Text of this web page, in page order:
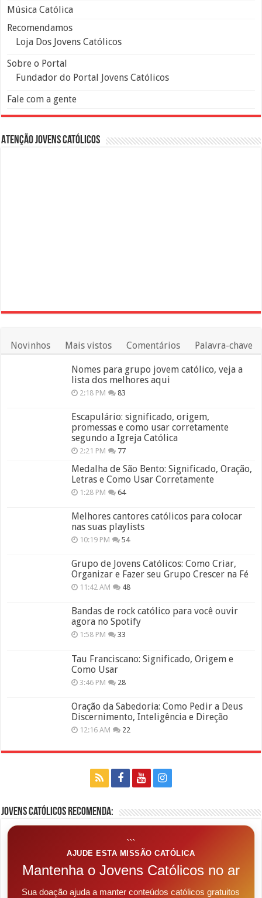
Música Católica
Recomendamos
Loja Dos Jovens Católicos
Sobre o Portal
Fundador do Portal Jovens Católicos
Fale com a gente
Atenção Jovens Católicos
Novinhos Mais vistos Comentários Palavra-chave
Nomes para grupo jovem católico, veja a
lista dos melhores aqui
2:18 PM 83
Escapulário: significado, origem,
promessas e como usar corretamente
segundo a Igreja Católica
2:21 PM 77
Medalha de São Bento: Significado, Oração,
Letras e Como Usar Corretamente
1:28 PM 64
Melhores cantores católicos para colocar
nas suas playlists
10:19 PM 54
Grupo de Jovens Católicos: Como Criar,
Organizar e Fazer seu Grupo Crescer na Fé
11:42 AM 48
Bandas de rock católico para você ouvir
agora no Spotify
1:58 PM 33
Tau Franciscano: Significado, Origem e
Como Usar
3:46 PM 28
Oração da Sabedoria: Como Pedir a Deus
Discernimento, Inteligência e Direção
12:16 AM 22
Jovens Católicos Recomenda:
```
AJUDE ESTA MISSÃO CATÓLICA
Mantenha o Jovens Católicos no ar
Sua doação ajuda a manter conteúdos católicos gratuitos